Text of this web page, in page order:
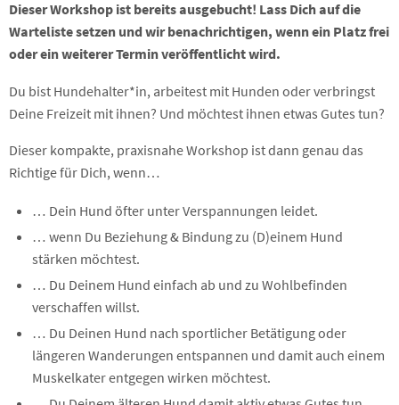
Dieser Workshop ist bereits ausgebucht! Lass Dich auf die
Warteliste setzen und wir benachrichtigen, wenn ein Platz frei
oder ein weiterer Termin veröffentlicht wird.
Du bist Hundehalter*in, arbeitest mit Hunden oder verbringst
Deine Freizeit mit ihnen? Und möchtest ihnen etwas Gutes tun?
Dieser kompakte, praxisnahe Workshop ist dann genau das
Richtige für Dich, wenn…
… Dein Hund öfter unter Verspannungen leidet.
… wenn Du Beziehung & Bindung zu (D)einem Hund
stärken möchtest.
… Du Deinem Hund einfach ab und zu Wohlbefinden
verschaffen willst.
… Du Deinen Hund nach sportlicher Betätigung oder
längeren Wanderungen entspannen und damit auch einem
Muskelkater entgegen wirken möchtest.